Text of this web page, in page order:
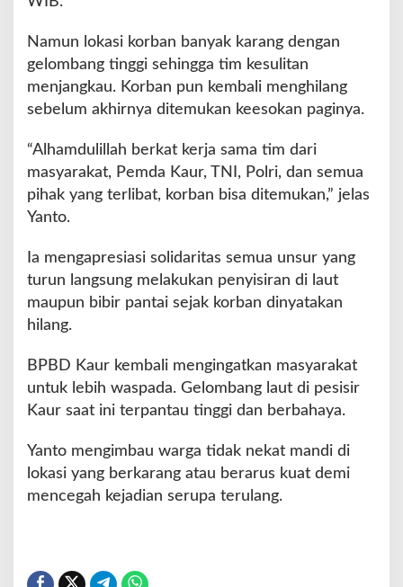
Namun lokasi korban banyak karang dengan
gelombang tinggi sehingga tim kesulitan
menjangkau. Korban pun kembali menghilang
sebelum akhirnya ditemukan keesokan paginya.
“Alhamdulillah berkat kerja sama tim dari
masyarakat, Pemda Kaur, TNI, Polri, dan semua
pihak yang terlibat, korban bisa ditemukan,” jelas
Yanto.
Ia mengapresiasi solidaritas semua unsur yang
turun langsung melakukan penyisiran di laut
maupun bibir pantai sejak korban dinyatakan
hilang.
BPBD Kaur kembali mengingatkan masyarakat
untuk lebih waspada. Gelombang laut di pesisir
Kaur saat ini terpantau tinggi dan berbahaya.
Yanto mengimbau warga tidak nekat mandi di
lokasi yang berkarang atau berarus kuat demi
mencegah kejadian serupa terulang.